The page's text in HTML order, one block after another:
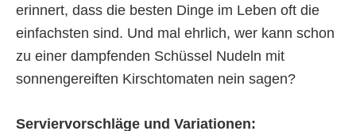
erinnert, dass die besten Dinge im Leben oft die
einfachsten sind. Und mal ehrlich, wer kann schon
zu einer dampfenden Schüssel Nudeln mit
sonnengereiften Kirschtomaten nein sagen?
Serviervorschläge und Variationen: